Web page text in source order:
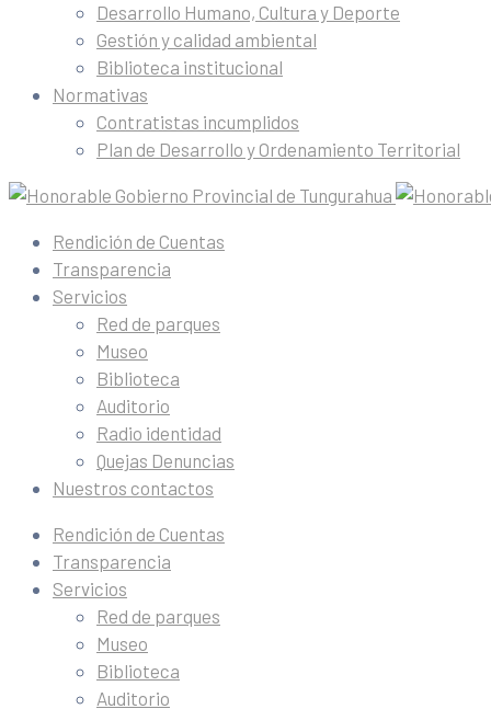
Desarrollo Humano, Cultura y Deporte
Gestión y calidad ambiental
Biblioteca institucional
Normativas
Contratistas incumplidos
Plan de Desarrollo y Ordenamiento Territorial
Rendición de Cuentas
Transparencia
Servicios
Red de parques
Museo
Biblioteca
Auditorio
Radio identidad
Quejas Denuncias
Nuestros contactos
Rendición de Cuentas
Transparencia
Servicios
Red de parques
Museo
Biblioteca
Auditorio